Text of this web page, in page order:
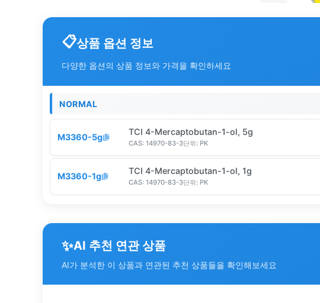
상품 옵션 정보
다양한 옵션의 상품 정보와 가격을 확인하세요
NORMAL
M3360-5g
TCI 4-Mercaptobutan-1-ol, 5g
CAS: 14970-83-3단위: PK
M3360-1g
TCI 4-Mercaptobutan-1-ol, 1g
CAS: 14970-83-3단위: PK
✨AI 추천 연관 상품
AI가 분석한 이 상품과 연관된 추천 상품들을 확인해보세요